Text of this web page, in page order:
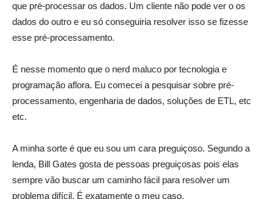
que pré-processar os dados. Um cliente não pode ver o os
dados do outro e eu só conseguiria resolver isso se fizesse
esse pré-processamento.
É nesse momento que o nerd maluco por tecnologia e
programação aflora. Eu comecei a pesquisar sobre pré-
processamento, engenharia de dados, soluções de ETL, etc
etc.
A minha sorte é que eu sou um cara preguiçoso. Segundo a
lenda, Bill Gates gosta de pessoas preguiçosas pois elas
sempre vão buscar um caminho fácil para resolver um
problema difícil. É exatamente o meu caso.